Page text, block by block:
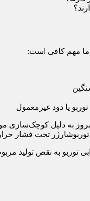
مهم کافی است:
یا دود غیرمعمول
به دلیل کوچک‌سازی
توربوشارژر تحت
توربو به نقص تولید